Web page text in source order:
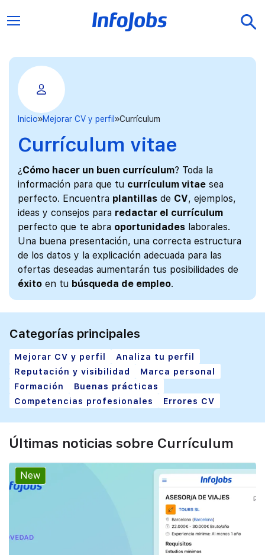
Inicio Mejorar CV y perfil Currículum
Currículum vitae
¿Cómo hacer un buen currículum? Toda la
información para que tu currículum vitae sea
perfecto. Encuentra plantillas de CV, ejemplos,
ideas y consejos para redactar el currículum
perfecto que te abra oportunidades laborales.
Una buena presentación, una correcta estructura
de los datos y la explicación adecuada para las
ofertas deseadas aumentarán tus posibilidades de
éxito en tu búsqueda de empleo.
Categorías principales
Mejorar CV y perfil
Analiza tu perfil
Reputación y visibilidad
Marca personal
Formación
Buenas prácticas
Competencias profesionales
Errores CV
Últimas noticias sobre Currículum
New